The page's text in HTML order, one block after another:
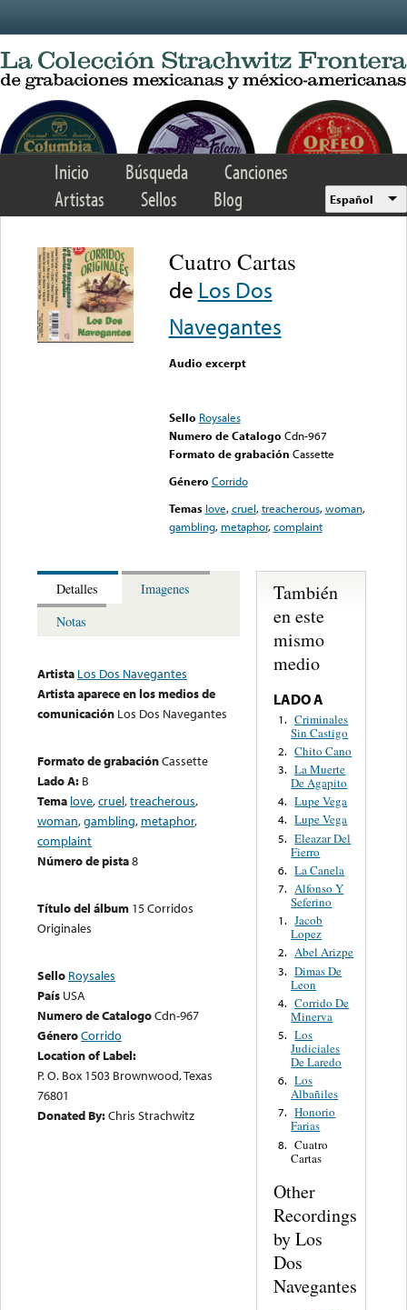
Inicio Búsqueda
Canciones
Artistas
Sellos Blog Español
Cuatro Cartas
de Los Dos
Navegantes
Audio excerpt
Sello Roysales
Numero de Catalogo Cdn-967
Formato de grabación Cassette
Género Corrido
Temas love,cruel,treacherous,woman,
gambling, metaphor,complaint
Detalles
Imagenes
Notas
Artista Los Dos Navegantes
Artista aparece en los medios de
comunicación Los Dos Navegantes
Formato de grabaciónCassette
Lado A: B
Tema love,cruel,treacherous,
woman,gambling, metaphor,
complaint
Número de pista8
Título del álbum 15 Corridos
Originales
Sello Roysales
País USA
Numero de CatalogoCdn-967
GéneroCorrido
Location of Label:
P. O. Box 1503 Brownwood, Texas
76801
Donated By:Chris Strachwitz
También
en este
mismo
medio
LADO A
1. Criminales
Sin Castigo
2. Chito Cano
3. La Muerte
De Agapito
4. Lupe Vega
4. Lupe Vega
5. Eleazar Del
Fierro
6. La Canela
7. Alfonso Y
Seferino
1. Jacob
Lopez
2. Abel Arizpe
3. Dimas De
Leon
4. Corrido De
Minerva
5. Los
Judiciales
De Laredo
6. Los
Albañiles
7. Honorio
Farias
8. Cuatro
Cartas
Other
Recordings
by Los
Dos
Navegantes